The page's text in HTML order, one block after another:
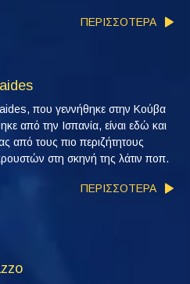
ΠΕΡΙΣΣΟΤΕΡΑ
που γεννήθηκε στην Κούβα
από την Ισπανία, είναι εδώ και
από τους πιο περιζήτητους
στη σκηνή της λάτιν ποπ.
ΠΕΡΙΣΣΟΤΕΡΑ